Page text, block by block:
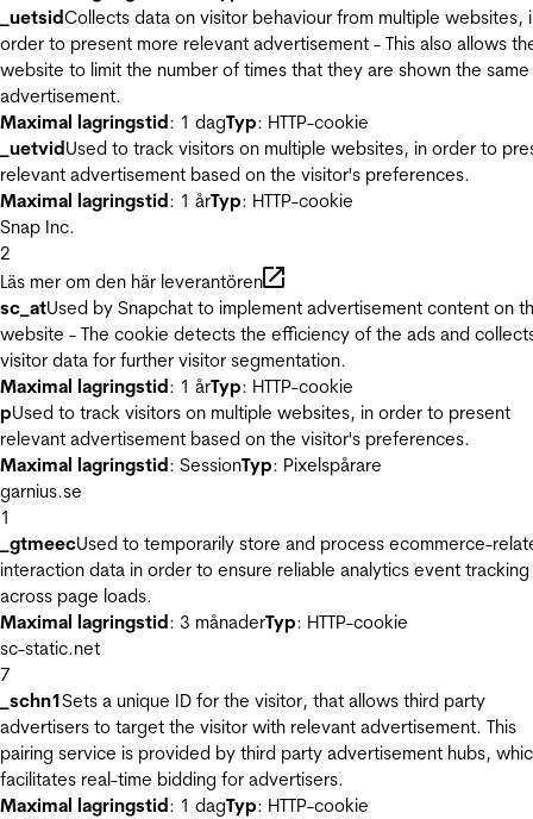
_uetsidCollects data on visitor behaviour from multiple websites,
order to present more relevant advertisement - This also allows
website to limit the number of times that they are shown the same
advertisement.
Maximal lagringstid: 1 dagTyp: HTTP-cookie
_uetvidUsed to track visitors on multiple websites, in order to
relevant advertisement based on the visitor's preferences.
Maximal lagringstid: 1 årTyp: HTTP-cookie
Snap Inc.
2
Läs mer om den här leverantören
sc_atUsed by Snapchat to implement advertisement content on
website - The cookie detects the efficiency of the ads and
visitor data for further visitor segmentation.
Maximal lagringstid: 1 årTyp: HTTP-cookie
pUsed to track visitors on multiple websites, in order to present
relevant advertisement based on the visitor's preferences.
Maximal lagringstid: SessionTyp: Pixelspårare
garnius.se
1
_gtmeecUsed to temporarily store and process ecommerce-
interaction data in order to ensure reliable analytics event tracking
across page loads.
Maximal lagringstid: 3 månaderTyp: HTTP-cookie
sc-static.net
7
_schn1Sets a unique ID for the visitor, that allows third party
advertisers to target the visitor with relevant advertisement. This
pairing service is provided by third party advertisement hubs,
facilitates real-time bidding for advertisers.
Maximal lagringstid: 1 dagTyp: HTTP-cookie